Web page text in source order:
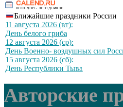
Ближайшие праздники России
11 августа 2026 (вт):
День белого гриба
12 августа 2026 (ср):
День Военно- воздушных сил
15 августа 2026 (сб):
День Республики Тыва
Авторские